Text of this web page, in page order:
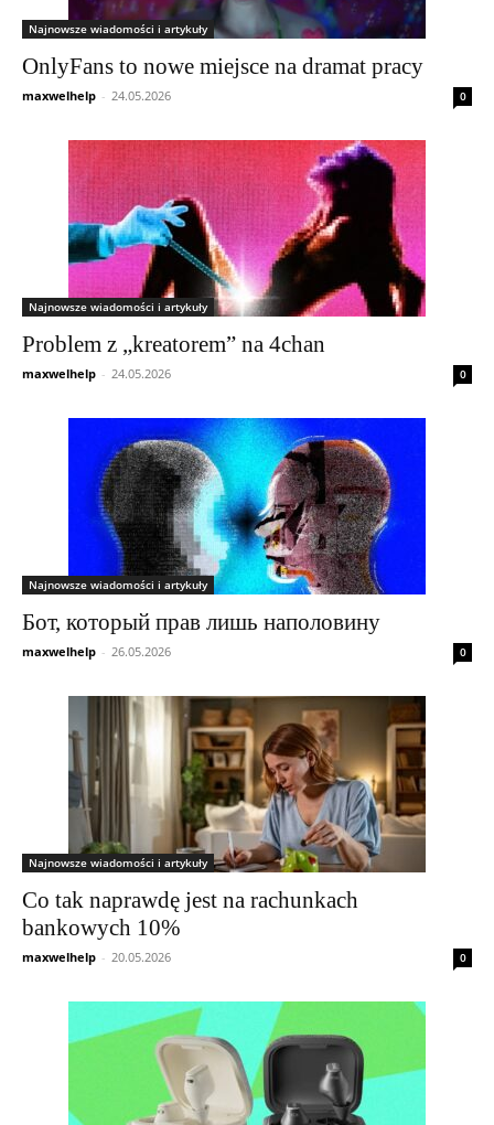
Najnowsze wiadomości i artykuły
OnlyFans to nowe miejsce na dramat pracy
maxwelhelp - 24.05.2026 0
Najnowsze wiadomości i artykuły
Problem z „kreatorem” na 4chan
maxwelhelp - 24.05.2026 0
Najnowsze wiadomości i artykuły
Бот, который прав лишь наполовину
maxwelhelp - 26.05.2026 0
Najnowsze wiadomości i artykuły
Co tak naprawdę jest na rachunkach
bankowych 10%
maxwelhelp - 20.05.2026 0